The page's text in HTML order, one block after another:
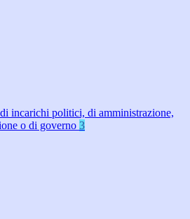
incarichi politici, di amministrazione,
o di governo 3